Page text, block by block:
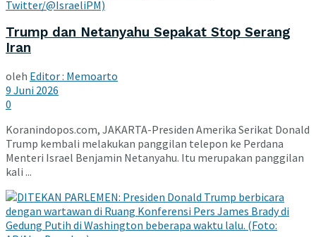
Trump dan Netanyahu Sepakat Stop Serang
Iran
oleh Editor : Memoarto
9 Juni 2026
0
Koranindopos.com, JAKARTA-Presiden Amerika Serikat Donald
Trump kembali melakukan panggilan telepon ke Perdana
Menteri Israel Benjamin Netanyahu. Itu merupakan panggilan
kali ...